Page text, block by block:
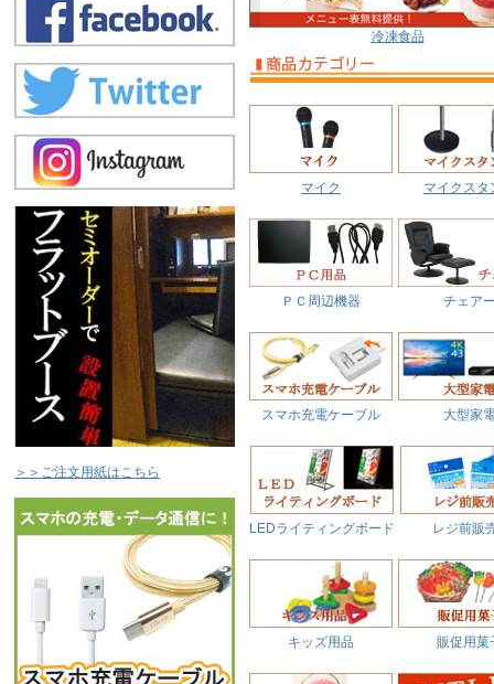
＞＞ご注文用紙はこちら
冷凍食品
マイク マイクスタ
ＰＣ周辺機器 チェア
スマホ充電ケーブル 大型家
LEDライティングボード レジ前販
キッズ用品 販促用菓